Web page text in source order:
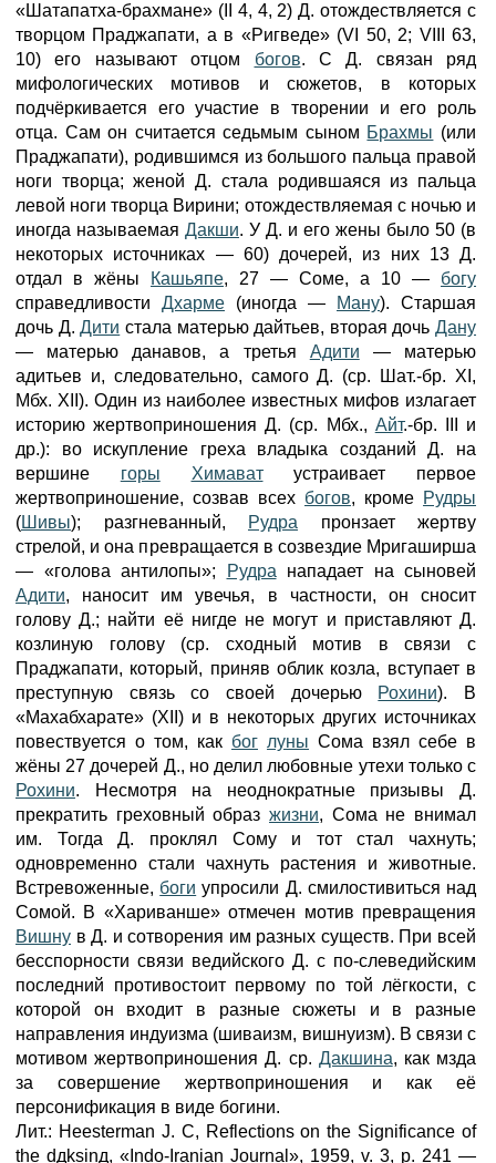
«Шатапатха-брахмане» (II 4, 4, 2) Д. отождествляется с
творцом Праджапати, а в «Ригведе» (VI 50, 2; VIII 63,
10) его называют отцом богов. С Д. связан ряд
мифологических мотивов и сюжетов, в которых
подчёркивается его участие в творении и его роль
отца. Сам он считается седьмым сыном Брахмы (или
Праджапати), родившимся из большого пальца правой
ноги творца; женой Д. стала родившаяся из пальца
левой ноги творца Вирини; отождествляемая с ночью и
иногда называемая Дакши. У Д. и его жены было 50 (в
некоторых источниках — 60) дочерей, из них 13 Д.
отдал в жёны
Кашьяпе, 27 — Соме, а 10 — богу
справедливости Дхарме (иногда — Ману). Старшая
дочь Д.Дити стала матерью дайтьев, вторая дочь Дану
— матерью данавов, а третья Адити — матерью
адитьев и, следовательно, самого Д. (ср. Шат.-бр. XI,
Мбх. XII). Один из наиболее известных мифов излагает
историю жертвоприношения Д. (ср. Мбх., Айт.-бр. III и
др.): во искупление греха владыка созданий Д. на
вершине горы Химаватустраивает первое
жертвоприношение, созвав всех богов, кроме Рудры
(Шивы); разгневанный, Рудра пронзает жертву
стрелой, и она превращается в созвездие Мригаширша
— «голова антилопы»;
Рудра нападает на сыновей
Адити, наносит им увечья, в частности, он сносит
голову Д.; найти её нигде не могут и приставляют Д.
козлиную голову (ср. сходный мотив в связи с
Праджапати, который, приняв облик козла, вступает в
преступную связь со своей дочерью Рохини). В
«Махабхарате» (XII) и в некоторых других источниках
повествуется о том, как бог луны Сома взял себе в
жёны 27 дочерей Д., но делил любовные утехи только с
Рохини. Несмотря на неоднократные призывы Д.
прекратить греховный образ жизни, Сома не внимал
им. Тогда Д. проклял Сому и тот стал чахнуть;
одновременно стали чахнуть растения и животные.
Встревоженные, боги упросили Д. смилостивиться над
Сомой. В «Хариванше» отмечен мотив превращения
Вишну в Д. и сотворения им разных существ. При всей
бесспорности связи ведийского Д. с по-слеведийским
последний противостоит первому по той лёгкости, с
которой он входит в разные сюжеты и в разные
направления индуизма (шиваизм, вишнуизм). В связи с
мотивом жертвоприношения Д. ср. Дакшина, как мзда
за совершение жертвоприношения и как её
персонификация в виде богини.
Лит.: Heesterman J. С, Reflections on the Significance of
the dдksinд, «Indo-Iranian Journal», 1959, v. 3, p. 241 —